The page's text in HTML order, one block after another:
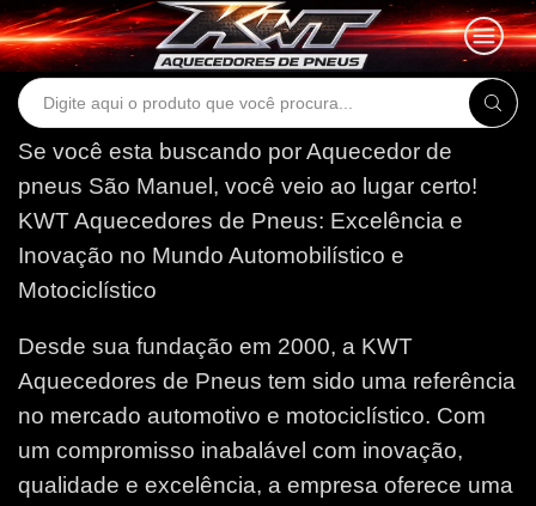
Search
Se você esta buscando por Aquecedor de
pneus São Manuel, você veio ao lugar certo!
KWT Aquecedores de Pneus: Excelência e
Inovação no Mundo Automobilístico e
Motociclístico
Desde sua fundação em 2000, a KWT
Aquecedores de Pneus tem sido uma referência
no mercado automotivo e motociclístico. Com
um compromisso inabalável com inovação,
qualidade e excelência, a empresa oferece uma